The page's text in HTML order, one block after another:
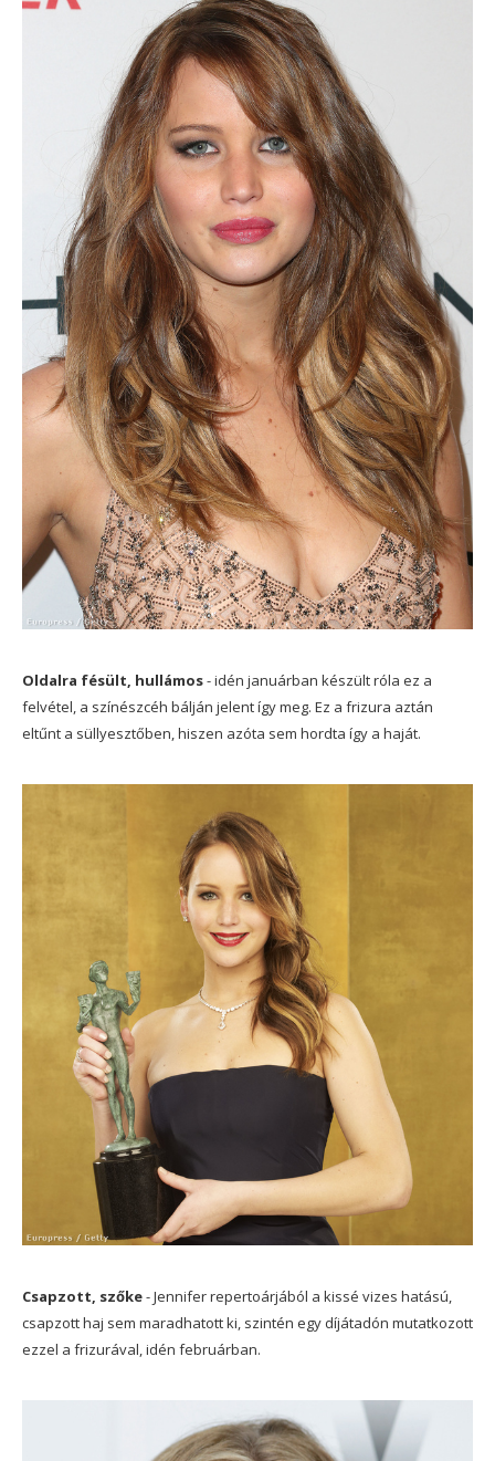
Oldalra fésült, hullámos- idén januárban készült róla ez a
felvétel, a színészcéh bálján jelent így meg. Ez a frizura aztán
eltűnt a süllyesztőben, hiszen azóta sem hordta így a haját.
Csapzott, szőke- Jennifer repertoárjából a kissé vizes hatású,
csapzott haj sem maradhatott ki, szintén egy díjátadón mutatkozott
ezzel a frizurával, idén februárban.